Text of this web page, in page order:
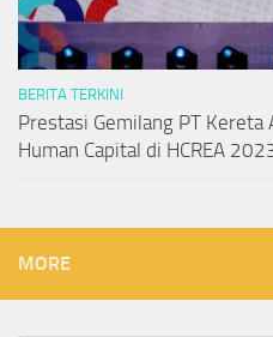
BERITA TERKINI
Prestasi Gemilang PT Kereta
Human Capital di HCREA
MORE